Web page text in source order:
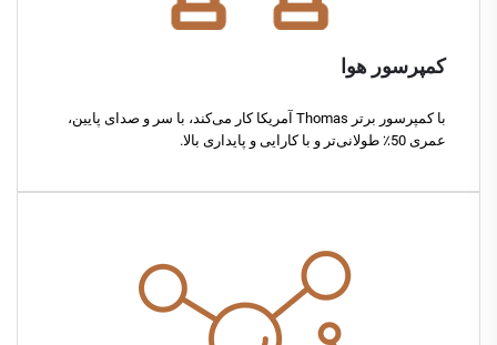
کمپرسور هوا
با کمپرسور برتر Thomas آمریکا کار می‌کند، با سر و صدای پایین،
عمری 50٪ طولانی‌تر و با کارایی و پایداری بالا.